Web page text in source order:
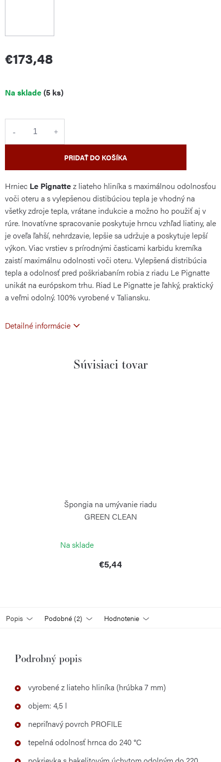
€173,48
Jednotková
cena:
Na sklade(5 ks)
PRIDAŤ DO KOŠÍKA
Hrniec Le Pignattez liateho hliníka s maximálnou odolnosťou
voči oteru a s vylepšenou distibúciou tepla je vhodný na
všetky zdroje tepla, vrátane indukcie a možno ho použiť aj v
rúre. Inovatívne spracovanie poskytuje hrncu vzhľad liatiny, ale
je oveľa ľahší, nehrdzavie, lepšie sa udržuje a poskytuje lepší
výkon. Viac vrstiev s prírodnými časticami karbidu kremíka
zaistí maximálnu odolnosti voči oteru. Vylepšená distribúcia
tepla a odolnosť pred poškriabaním robia z riadu Le Pignatte
unikát na európskom trhu. Riad Le Pignatte je ľahký, praktický
a veľmi odolný. 100% vyrobené v Taliansku.
Detailné informácie
Súvisiaci tovar
Špongia na umývanie riadu
GREEN CLEAN
Na sklade
€5,44
Popis Podobné (2) Hodnotenie
Podrobný popis
vyrobené z liateho hliníka (hrúbka 7 mm)
objem: 4,5 l
nepriľnavý povrch PROFILE
tepelná odolnosť hrnca do 240 °C